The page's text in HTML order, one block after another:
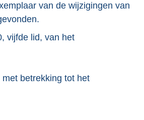
van de wijzigingen van
vijfde lid, van het
betrekking tot het